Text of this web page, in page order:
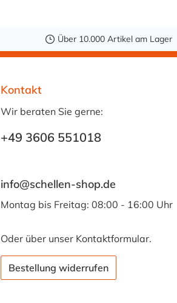
Über 10.000 Artikel am Lager
Kontakt
Wir beraten Sie gerne:
+49 3606 551018
info@schellen-shop.de
Montag bis Freitag: 08:00 - 16:00 Uhr
Oder über unser Kontaktformular.
Bestellung widerrufen